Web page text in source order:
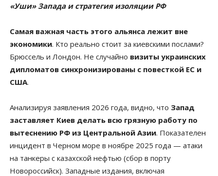
«Уши» Запада и стратегия изоляции РФ
Самая важная часть этого альянса лежит вне
экономики. Кто реально стоит за киевскими послами?
Брюссель и Лондон. Не случайно визиты украинских
дипломатов синхронизированы с повесткой ЕС и
США.
Анализируя заявления 2026 года, видно, что Запад
заставляет Киев делать всю грязную работу по
вытеснению РФ из Центральной Азии. Показателен
инцидент в Черном море в ноябре 2025 года — атаки
на танкеры с казахской нефтью (сбор в порту
Новороссийск). Западные издания, включая